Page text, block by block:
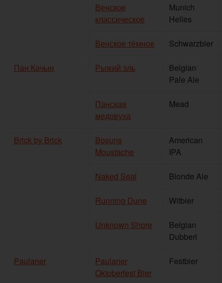
Венское
классическое
Munich
Helles
Венское тёмное Schwarzbier
Пан Качын Рыжий эль
Belgian
Pale Ale
Панская
медовуха
Mead
Brick by Brick
Bosuns
Moustache
American
IPA
Naked Seal Blonde Ale
Running Dune Witbier
Unknown Shore
Belgian
Dubberl
Paulaner
Paulaner
Oktoberfest Bier
Festbier